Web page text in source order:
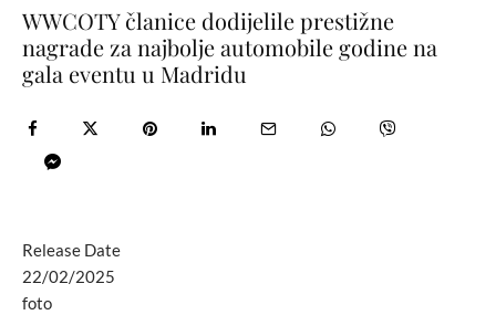
WWCOTY članice dodijelile prestižne
nagrade za najbolje automobile godine na
gala eventu u Madridu
Release Date
22/02/2025
foto